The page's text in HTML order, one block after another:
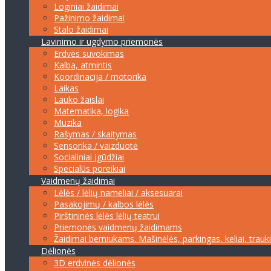
Loginiai žaidimai
Pažinimo žaidimai
Stalo žaidimai
Lavinimo ir ugdymo priemonės
Erdvės suvokimas
Kalba, atmintis
Koordinacija / motorika
Laikas
Lauko žaislai
Matematika, logika
Muzika
Rašymas / skaitymas
Sensorika / vaizduotė
Socialiniai įgūdžiai
Specialūs poreikiai
Vaidmenų žaidimai
Lėlės / lėlių nameliai / aksesuarai
Pasakojimų / kalbos lėlės
Pirštininės lėlės lėlių teatrui
Priemonės vaidmenų žaidimams
Žaidimai berniukams. Mašinėlės, parkingas, keliai,
Dėlionės
3D erdvinės dėlionės